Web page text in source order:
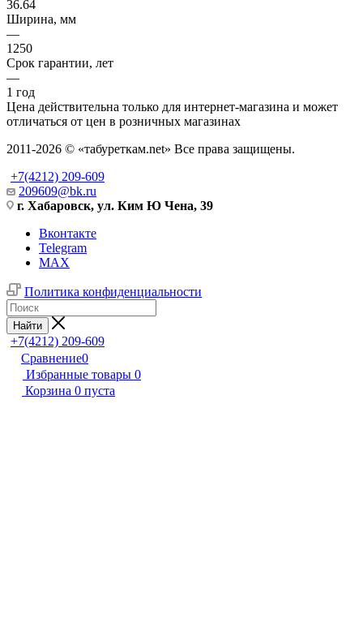
36.64
Ширина, мм
—
1250
Срок гарантии, лет
—
1 год
Цена действительна только для интернет-магазина и может
отличаться от цен в розничных магазинах
2011-2026 © «табуреткам.net» Все права защищены.
+7(4212) 209-609
209609@bk.ru
г. Хабаровск, ул. Ким Ю Чена, 39
Вконтакте
Telegram
MAX
Политика конфиденциальности
Найти
+7(4212) 209-609
Сравнение0
Избранные товары 0
Корзина 0 пуста